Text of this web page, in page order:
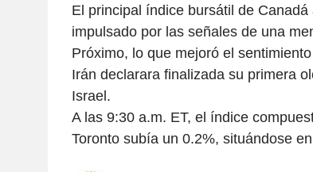
El principal índice bursátil de
impulsado por las señales de una
Próximo, lo que mejoró el
Irán declarara finalizada su primera
Israel.
A las 9:30 a.m. ET, el índice
Toronto subía un 0.2%, situándose